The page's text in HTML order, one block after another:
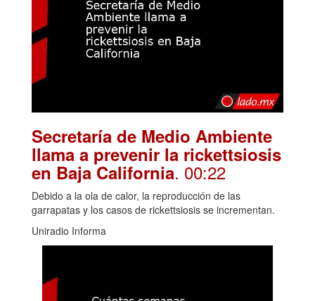
Secretaría de Medio Ambiente
llama a prevenir la rickettsiosis
en Baja California. 00:22
Debido a la ola de calor, la reproducción de las
garrapatas y los casos de rickettsiosis se incrementan.
Uniradio Informa